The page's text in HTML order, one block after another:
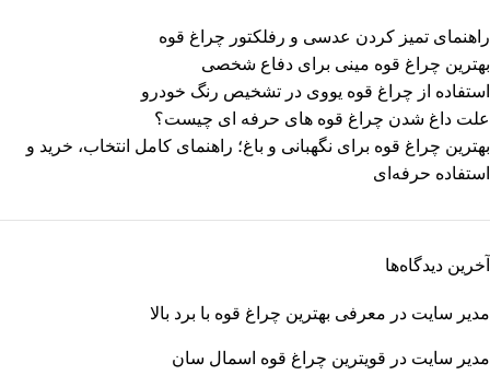
راهنمای تمیز کردن عدسی و رفلکتور چراغ قوه
بهترین چراغ قوه مینی برای دفاع شخصی
استفاده از چراغ قوه یووی در تشخیص رنگ خودرو
علت داغ شدن چراغ قوه های حرفه ای چیست؟
بهترین چراغ قوه برای نگهبانی و باغ؛ راهنمای کامل انتخاب، خرید و
استفاده حرفه‌ای
آخرین دیدگاه‌ها
مدیر سایت در معرفی بهترین چراغ قوه با برد بالا
مدیر سایت در قویترین چراغ قوه اسمال سان